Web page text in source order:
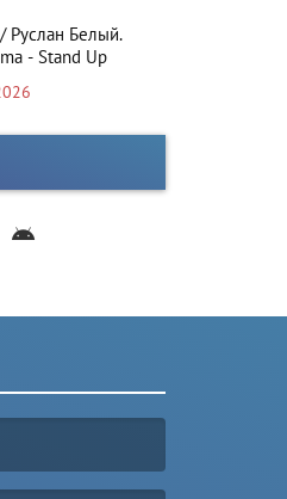
Руслан Белый.
- Stand Up